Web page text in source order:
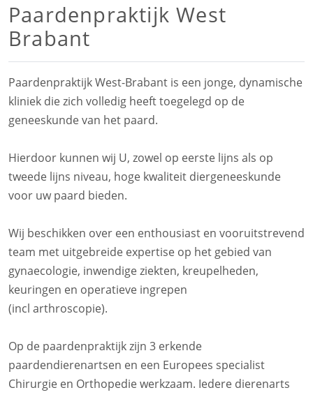
Paardenpraktijk West
Brabant
Paardenpraktijk West-Brabant is een jonge, dynamische
kliniek die zich volledig heeft toegelegd op de
geneeskunde van het paard.
Hierdoor kunnen wij U, zowel op eerste lijns als op
tweede lijns niveau, hoge kwaliteit diergeneeskunde
voor uw paard bieden.
Wij beschikken over een enthousiast en vooruitstrevend
team met uitgebreide expertise op het gebied van
gynaecologie, inwendige ziekten, kreupelheden,
keuringen en operatieve ingrepen
(incl arthroscopie).
Op de paardenpraktijk zijn 3 erkende
paardendierenartsen en een Europees specialist
Chirurgie en Orthopedie werkzaam. Iedere dierenarts